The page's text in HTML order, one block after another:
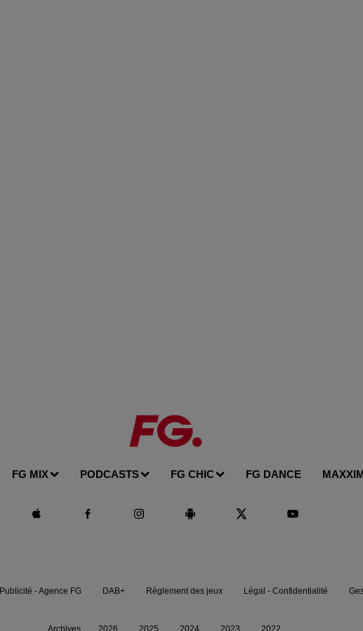
FG MIX PODCASTS FG CHIC FG DANCE
Publicité - Agence FG DAB+ Règlement des jeux Légal - Confidentialité
Archives 2026 2025 2024 2023 2022